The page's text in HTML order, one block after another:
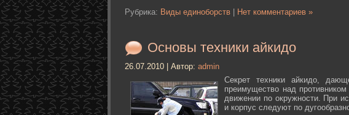
Рубрика: Виды единоборств Нет комментариев »
Основы техники айкидо
26.07.2010 | Автор: admin
Секрет техники айкидо,
преимущество над
движении по окружности. При
и корпус следуют по